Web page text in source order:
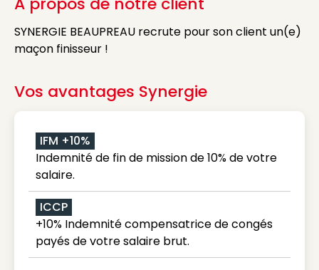
SYNERGIE BEAUPREAU recrute pour son client un(e)
maçon finisseur !
Vos avantages Synergie
IFM +10%
Indemnité de fin de mission de 10% de votre
salaire.
ICCP
+10% Indemnité compensatrice de congés
payés de votre salaire brut.